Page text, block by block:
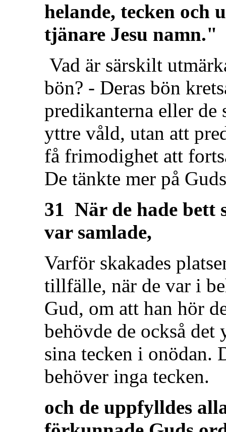
helande, tecken och
tjänare Jesu namn."
Vad är särskilt
bön? - Deras bön
predikanterna eller
yttre våld, utan att
få frimodighet att
De tänkte mer på
31 När de hade bett
var samlade,
Varför skakades
tillfälle, när de var i
Gud, om att han hör
behövde de också
sina tecken i onödan.
behöver inga tecken.
och de uppfylldes